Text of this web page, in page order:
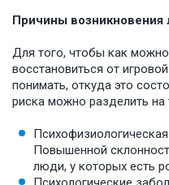
Причины возникновения
Для того, чтобы как
восстановиться от
понимать, откуда это
риска можно разделить на
Повышенной
люди, у которых есть